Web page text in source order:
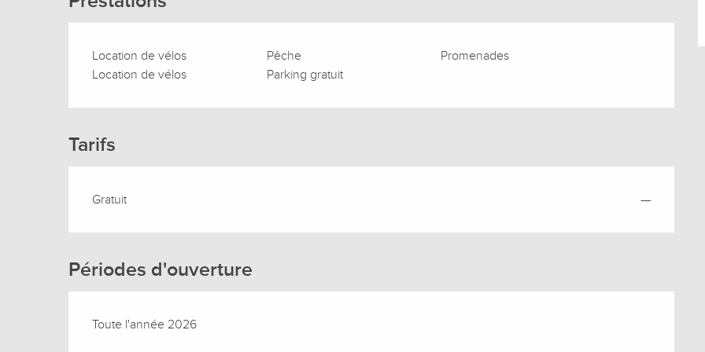
Location de vélos Pêche
Promenades
Location de vélos
Parking gratuit
Tarifs
Gratuit —
Périodes d'ouverture
Toute l'année 2026